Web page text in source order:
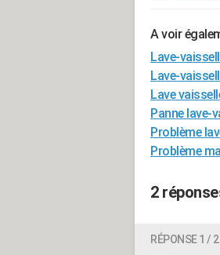
A voir
Lave-
Lave-
Lave
Panne lave-
Problème
Problème
2
RÉPONSE 1 / 2